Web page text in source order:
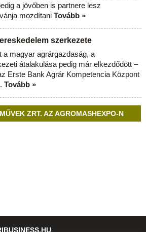
a jövőben is partnere lesz
mozdítani Tovább »
szerkezete
a magyar agrárgazdaság, a
átalakulása pedig már elkezdődött –
Erste Bank Agrár Kompetencia Központ
Tovább »
ZRT. AZ AGROMASHEXPO-N